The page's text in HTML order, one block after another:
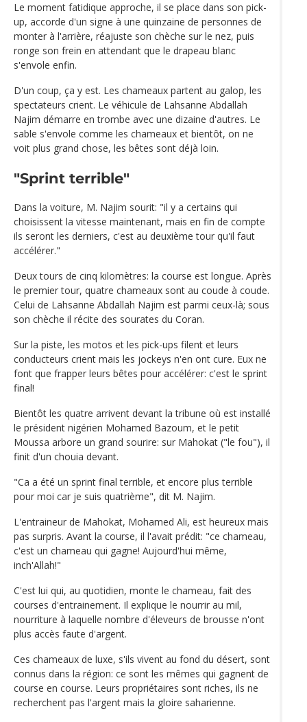
Le moment fatidique approche, il se place dans son pick-
up, accorde d'un signe à une quinzaine de personnes de
monter à l'arrière, réajuste son chèche sur le nez, puis
ronge son frein en attendant que le drapeau blanc
s'envole enfin.
D'un coup, ça y est. Les chameaux partent au galop, les
spectateurs crient. Le véhicule de Lahsanne Abdallah
Najim démarre en trombe avec une dizaine d'autres. Le
sable s'envole comme les chameaux et bientôt, on ne
voit plus grand chose, les bêtes sont déjà loin.
"Sprint terrible"
Dans la voiture, M. Najim sourit: "il y a certains qui
choisissent la vitesse maintenant, mais en fin de compte
ils seront les derniers, c'est au deuxième tour qu'il faut
accélérer."
Deux tours de cinq kilomètres: la course est longue. Après
le premier tour, quatre chameaux sont au coude à coude.
Celui de Lahsanne Abdallah Najim est parmi ceux-là; sous
son chèche il récite des sourates du Coran.
Sur la piste, les motos et les pick-ups filent et leurs
conducteurs crient mais les jockeys n'en ont cure. Eux ne
font que frapper leurs bêtes pour accélérer: c'est le sprint
final!
Bientôt les quatre arrivent devant la tribune où est installé
le président nigérien Mohamed Bazoum, et le petit
Moussa arbore un grand sourire: sur Mahokat ("le fou"), il
finit d'un chouia devant.
"Ca a été un sprint final terrible, et encore plus terrible
pour moi car je suis quatrième", dit M. Najim.
L'entraineur de Mahokat, Mohamed Ali, est heureux mais
pas surpris. Avant la course, il l'avait prédit: "ce chameau,
c'est un chameau qui gagne! Aujourd'hui même,
inch'Allah!"
C'est lui qui, au quotidien, monte le chameau, fait des
courses d'entrainement. Il explique le nourrir au mil,
nourriture à laquelle nombre d'éleveurs de brousse n'ont
plus accès faute d'argent.
Ces chameaux de luxe, s'ils vivent au fond du désert, sont
connus dans la région: ce sont les mêmes qui gagnent de
course en course. Leurs propriétaires sont riches, ils ne
recherchent pas l'argent mais la gloire saharienne.